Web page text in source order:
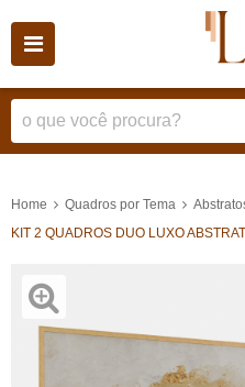
Home Quadros por Tema
KIT 2 QUADROS DUO LUXO